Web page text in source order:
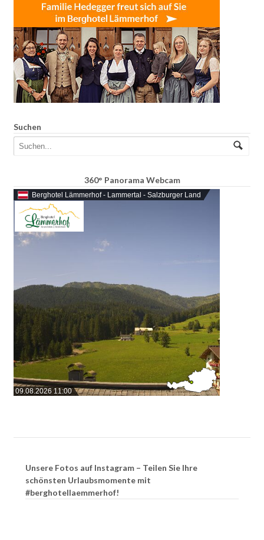
Suchen
360° Panorama Webcam
Berghotel Lämmerhof - Lammertal - Salzburger Land
09.08.2026 11:00
Unsere Fotos auf Instagram – Teilen Sie Ihre
schönsten Urlaubsmomente mit
#berghotellaemmerhof!